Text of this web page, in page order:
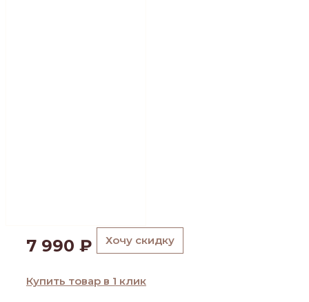
7 990 ₽ Хочу скидку
Купить товар в 1 клик